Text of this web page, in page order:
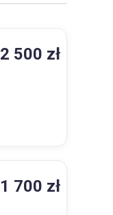
2 500 zł
1 700 zł